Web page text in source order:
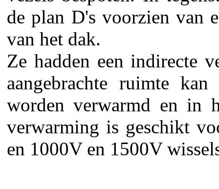
de plan D's voorzien van
van het dak.
Ze hadden een indirecte
aangebrachte ruimte
worden verwarmd en in
verwarming is geschikt
en 1000V en 1500V